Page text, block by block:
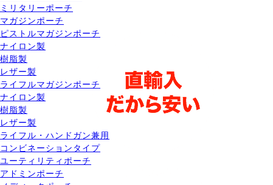
ミリタリーポーチ
マガジンポーチ
ピストルマガジンポーチ
ナイロン製
樹脂製
レザー製
ライフルマガジンポーチ
ナイロン製
樹脂製
レザー製
ライフル・ハンドガン兼用
コンビネーションタイプ
ユーティリティポーチ
アドミンポーチ